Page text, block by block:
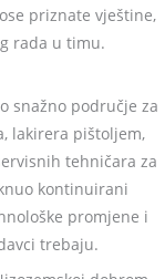
priznate vještine,
rada u timu.
snažno područje za
lakirera pištoljem,
tehničara za
kontinuirani
promjene i
trebaju.